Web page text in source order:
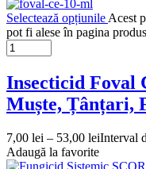
Selectează opțiunile Acest
pot fi alese în pagina
Insecticid Foval
Muște, Țânțari,
7,00 lei – 53,00 leiInterval
Adaugă la favorite